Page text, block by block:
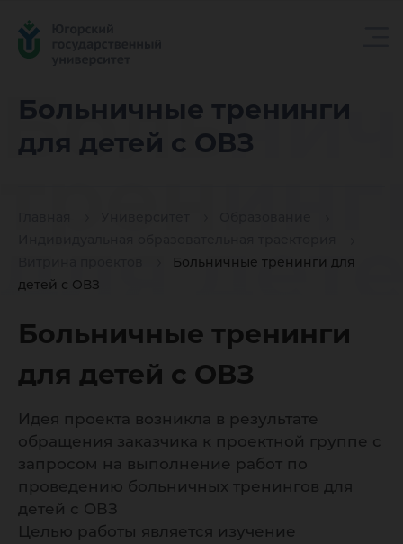
Больничные тренинги
для детей с ОВЗ
Больничные тренинги для
детей с ОВЗ
для
ОВЗ
Больничные тренинги
для детей с ОВЗ
Идея проекта возникла в результате
обращения заказчика к проектной группе с
запросом на выполнение работ по
проведению больничных тренингов для
детей с ОВЗ
Целью работы является изучение